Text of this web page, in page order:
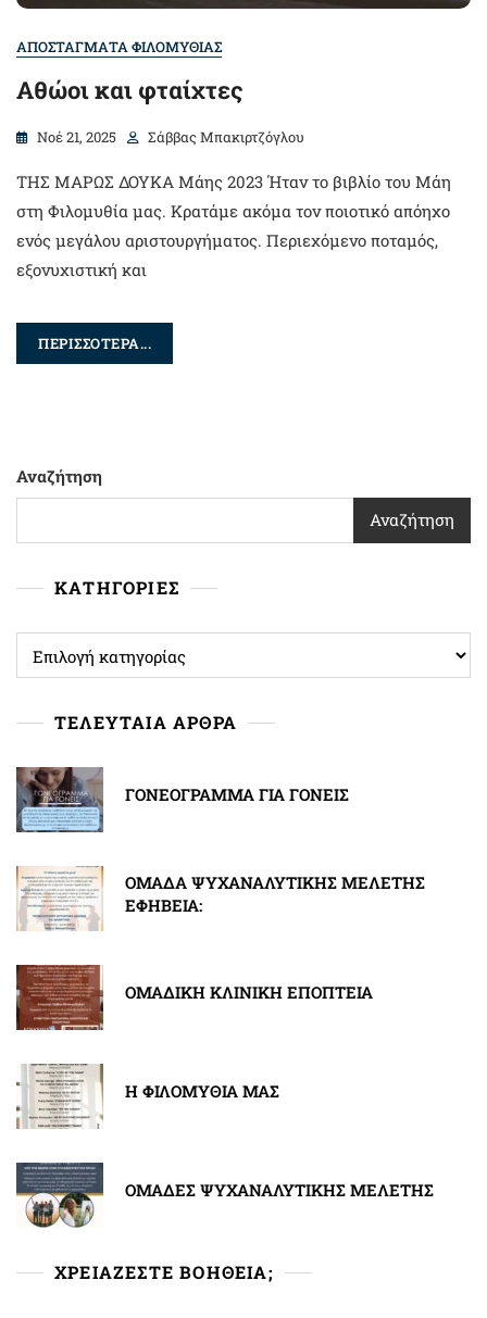
ΑΠΟΣΤΑΓΜΑΤΑ ΦΙΛΟΜΥΘΙΑΣ
Αθώοι και φταίχτες
Νοέ 21, 2025 Σάββας Μπακιρτζόγλου
ΤΗΣ ΜΑΡΩΣ ΔΟΥΚΑ Μάης 2023 Ήταν το βιβλίο του Μάη
στη Φιλομυθία μας. Κρατάμε ακόμα τον ποιοτικό απόηχο
ενός μεγάλου αριστουργήματος. Περιεχόμενο ποταμός,
εξονυχιστική και
ΠΕΡΙΣΣΟΤΕΡΑ...
Αναζήτηση
Αναζήτηση
ΚΑΤΗΓΟΡΙΕΣ
ΤΕΛΕΥΤΑΙΑ ΑΡΘΡΑ
ΓΟΝΕΟΓΡΑΜΜΑ ΓΙΑ ΓΟΝΕΙΣ
ΟΜΑΔΑ ΨΥΧΑΝΑΛΥΤΙΚΗΣ ΜΕΛΕΤΗΣ
ΕΦΗΒΕΙΑ:
ΟΜΑΔΙΚΗ ΚΛΙΝΙΚΗ ΕΠΟΠΤΕΙΑ
Η ΦΙΛΟΜΥΘΙΑ ΜΑΣ
ΟΜΑΔΕΣ ΨΥΧΑΝΑΛΥΤΙΚΗΣ ΜΕΛΕΤΗΣ
ΧΡΕΙΑΖΕΣΤΕ ΒΟΗΘΕΙΑ;